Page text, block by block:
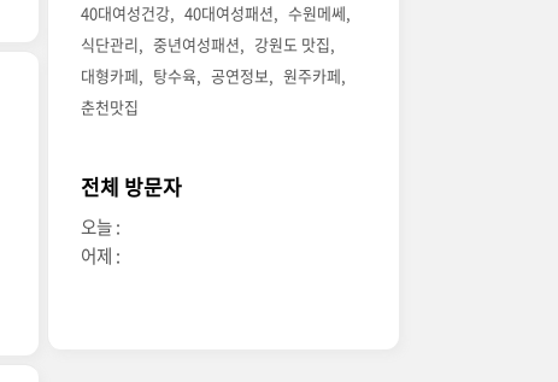
40대여성건강
40대여성패션
수원메쎄
식단관리
중년여성패션
강원도 맛집
대형카페
탕수육 공연정보
원주카페
춘천맛집
전체 방문자
오늘 :
어제 :